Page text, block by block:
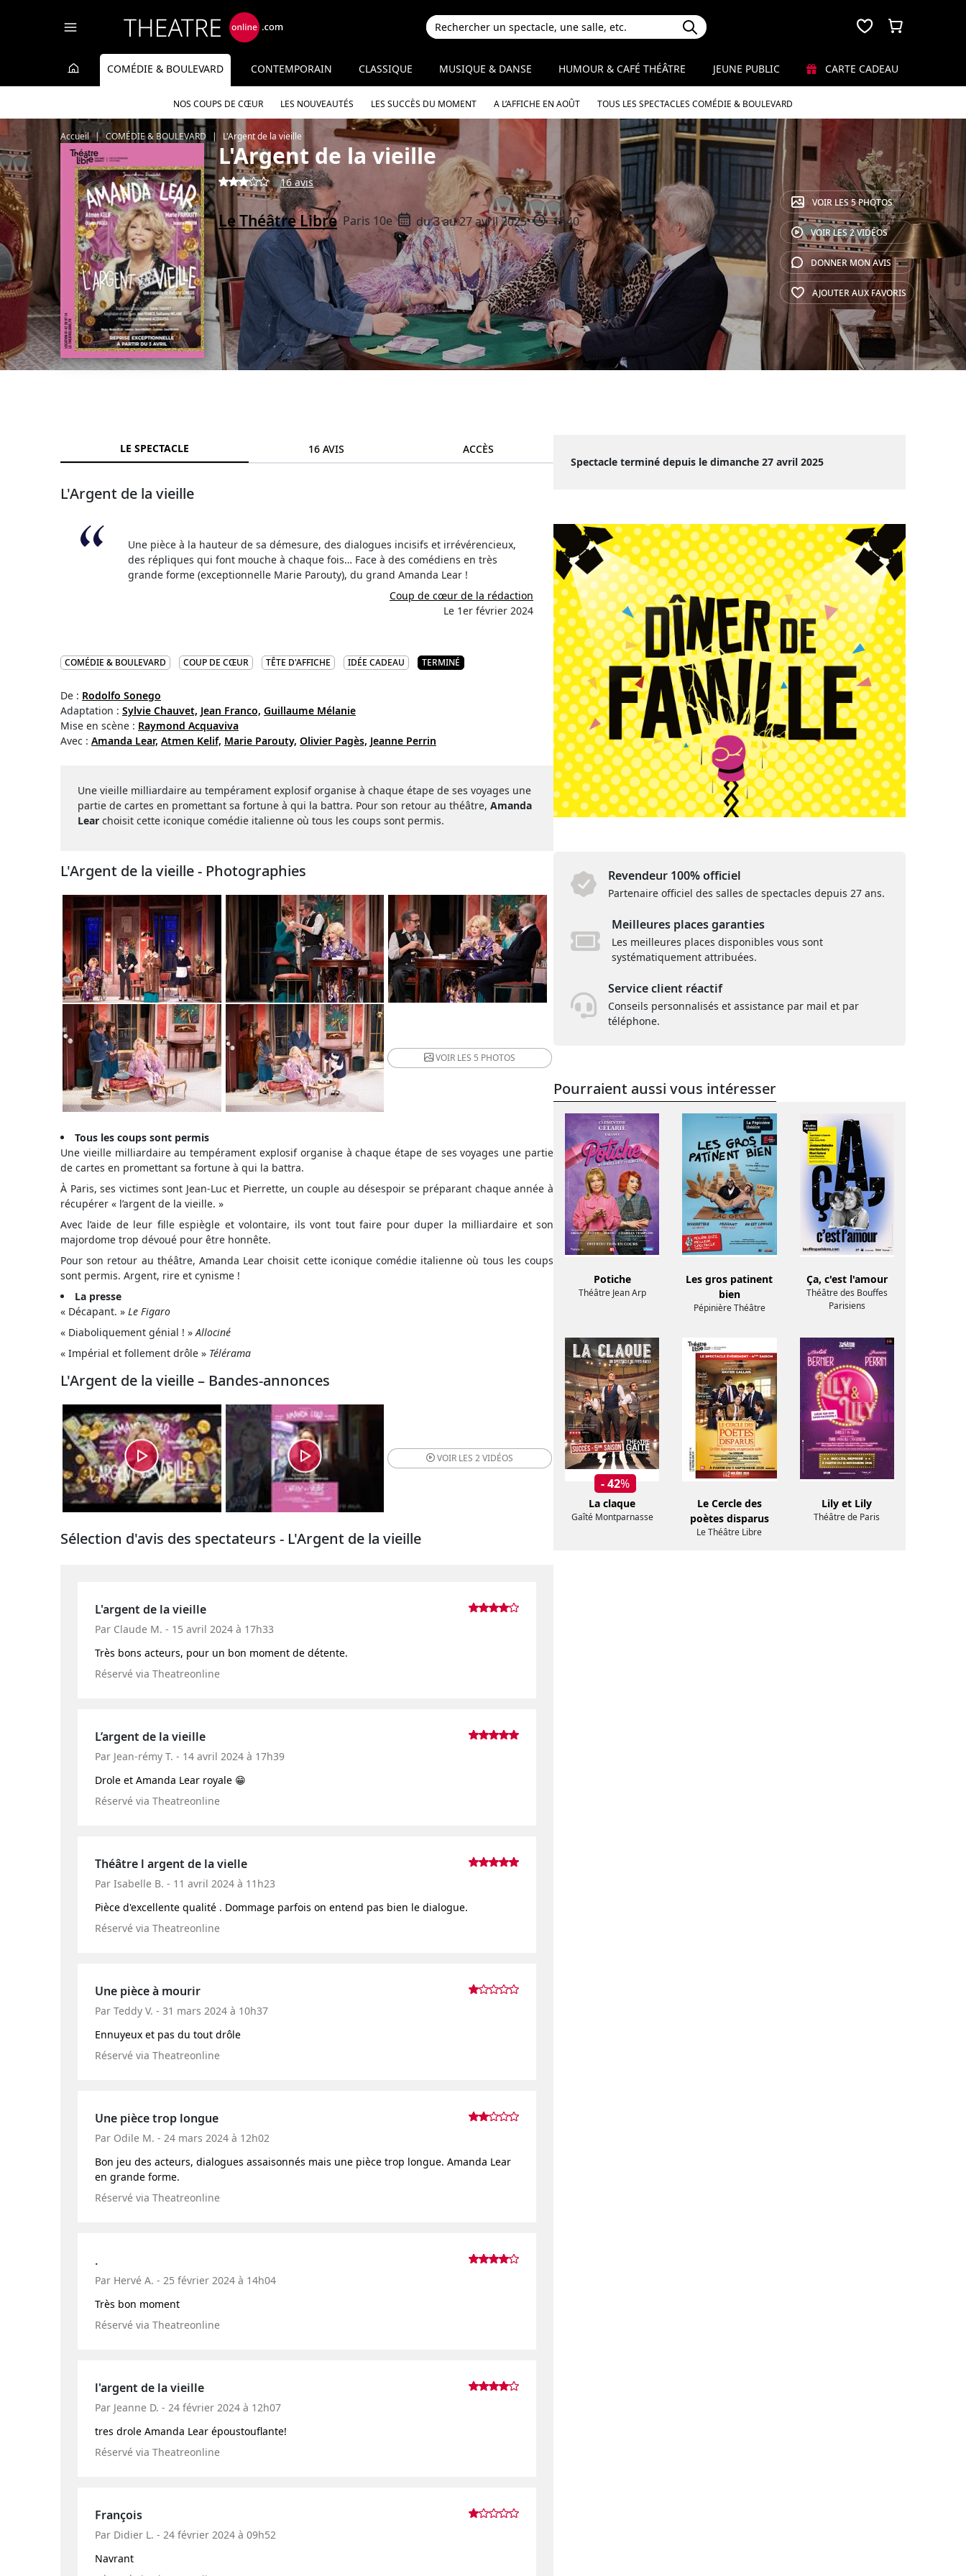
COMÉDIE & BOULEVARD
NOS COUPS DE CŒUR LES NOUVEAUTÉS LES SUCCÈS DU MOMENT A L’AFFICHE EN AOÛT TOUS LES SPECTACLES COMÉDIE & BOULEVARD
CONTEMPORAIN CLASSIQUE MUSIQUE & DANSE HUMOUR & CAFÉ THÉÂTRE JEUNE PUBLIC CARTE CADEAU
Accueil COMÉDIE & BOULEVARD L'Argent de la vieille
L'Argent de la vieille
16 avis
Le Théâtre Libre Paris 10e du 3 au 27 avril 2025 1h40
VOIR LES5 PHOTOS
VOIR LES2 VIDÉOS
DONNER MONAVIS
AJOUTER AUXFAVORIS
LE SPECTACLE 16 AVIS ACCÈS
L'Argent de la vieille
Une pièce à la hauteur de sa démesure, des dialogues incisifs et irrévérencieux,
des répliques qui font mouche à chaque fois… Face à des comédiens en très
grande forme (exceptionnelle Marie Parouty), du grand Amanda Lear !
Coup de cœur de la rédaction
Le 1er février 2024
COMÉDIE & BOULEVARD COUP DE CŒUR TÊTE D'AFFICHE IDÉE CADEAU TERMINÉ
De : Rodolfo Sonego
Adaptation : Sylvie Chauvet, Jean Franco, Guillaume Mélanie
Mise en scène : Raymond Acquaviva
Avec : Amanda Lear, Atmen Kelif, Marie Parouty, Olivier Pagès, Jeanne Perrin
Une vieille milliardaire au tempérament explosif organise à chaque étape de ses voyages une
partie de cartes en promettant sa fortune à qui la battra. Pour son retour au théâtre, Amanda
Lear choisit cette iconique comédie italienne où tous les coups sont permis.
L'Argent de la vieille - Photographies
VOIR LES 5 PHOTOS
Tous les coups sont permis
Une vieille milliardaire au tempérament explosif organise à chaque étape de ses voyages une partie
de cartes en promettant sa fortune à qui la battra.
À Paris, ses victimes sont Jean-Luc et Pierrette, un couple au désespoir se préparant chaque année à
récupérer « l’argent de la vieille. »
Avec l’aide de leur fille espiègle et volontaire, ils vont tout faire pour duper la milliardaire et son
majordome trop dévoué pour être honnête.
Pour son retour au théâtre, Amanda Lear choisit cette iconique comédie italienne où tous les coups
sont permis. Argent, rire et cynisme !
La presse
« Décapant. » Le Figaro
« Diaboliquement génial ! »Allociné
« Impérial et follement drôle » Télérama
L'Argent de la vieille – Bandes-annonces
VOIR LES2 VIDÉOS
Sélection d'avis des spectateurs - L'Argent de la vieille
L'argent de la vieille
Par Claude M. - 15 avril 2024 à 17h33
Très bons acteurs, pour un bon moment de détente.
Réservé via Theatreonline
L’argent de la vieille
Par Jean-rémy T. - 14 avril 2024 à 17h39
Drole et Amanda Lear royale 😁
Réservé via Theatreonline
Théâtre l argent de la vielle
Par Isabelle B. - 11 avril 2024 à 11h23
Pièce d'excellente qualité . Dommage parfois on entend pas bien le dialogue.
Réservé via Theatreonline
Une pièce à mourir
Par Teddy V. - 31 mars 2024 à 10h37
Ennuyeux et pas du tout drôle
Réservé via Theatreonline
Une pièce trop longue
Par Odile M. - 24 mars 2024 à 12h02
Bon jeu des acteurs, dialogues assaisonnés mais une pièce trop longue. Amanda Lear
en grande forme.
Réservé via Theatreonline
.
Par Hervé A. - 25 février 2024 à 14h04
Très bon moment
Réservé via Theatreonline
l'argent de la vieille
Par Jeanne D. - 24 février 2024 à 12h07
tres drole Amanda Lear époustouflante!
Réservé via Theatreonline
François
Par Didier L. - 24 février 2024 à 09h52
Navrant
Spectacle terminé depuis le dimanche 27 avril 2025
Revendeur 100% officiel
Partenaire officiel des salles de spectacles depuis 27 ans.
Meilleures places garanties
Les meilleures places disponibles vous sont
systématiquement attribuées.
Service client réactif
Conseils personnalisés et assistance par mail et par
téléphone.
Pourraient aussi vous intéresser
Potiche
Théâtre Jean Arp
Les gros patinent
bien
Pépinière Théâtre
Ça, c'est l'amour
Théâtre des Bouffes
Parisiens
- 42%
La claque
Gaîté Montparnasse
Le Cercle des
poètes disparus
Le Théâtre Libre
Lily et Lily
Théâtre de Paris